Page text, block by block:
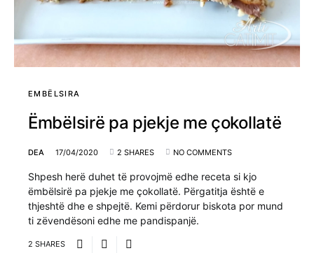
EMBËLSIRA
Ëmbëlsirë pa pjekje me çokollatë
DEA 17/04/2020 2 SHARES NO COMMENTS
Shpesh herë duhet të provojmë edhe receta si kjo
ëmbëlsirë pa pjekje me çokollatë. Përgatitja është e
thjeshtë dhe e shpejtë. Kemi përdorur biskota por mund
ti zëvendësoni edhe me pandispanjë.
2 SHARES